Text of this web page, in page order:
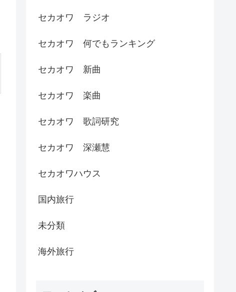
セカオワ ラジオ
セカオワ 何でもランキング
セカオワ 新曲
セカオワ 楽曲
セカオワ 歌詞研究
セカオワ 深瀬慧
セカオワハウス
国内旅行
未分類
海外旅行